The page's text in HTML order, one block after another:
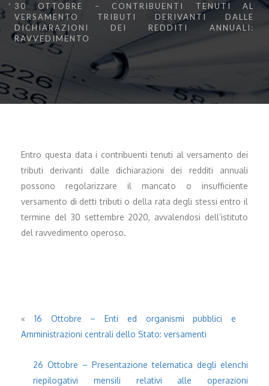
30 OTTOBRE – CONTRIBUENTI TENUTI AL
VERSAMENTO TRIBUTI DERIVANTI DALLE
DICHIARAZIONI DEI REDDITI ANNUALI:
RAVVEDIMENTO
Entro questa data i contribuenti tenuti al versamento dei
tributi derivanti dalle dichiarazioni dei redditi annuali
possono regolarizzare il mancato o insufficiente
versamento di detti tributi o della rata degli stessi entro il
termine del 30 settembre 2020, avvalendosi dell’istituto
del ravvedimento operoso.
« 16 Ottobre – Enti ed organismi pubblici e
Amministrazioni centrali dello Stato: versamenti
26 Ottobre – Presentazione telematica degli elenchi
riepilogativi mensili relativi alle operazioni